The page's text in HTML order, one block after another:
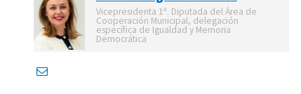
Vicepresidenta 1ª. Diputada del Área de
Cooperación Municipal, delegación
específica de Igualdad y Memoria
Democrática